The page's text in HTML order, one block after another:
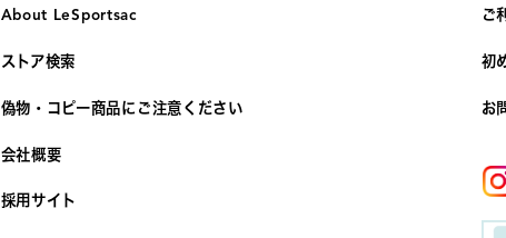
About LeSportsac
ストア検索
偽物・コピー商品にご注意ください
会社概要
採用サイト
ご
初
お